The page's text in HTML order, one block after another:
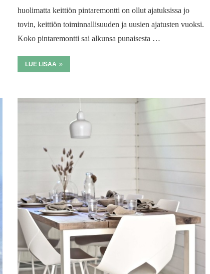
huolimatta keittiön pintaremontti on ollut ajatuksissa jo
tovin, keittiön toiminnallisuuden ja uusien ajatusten vuoksi.
Koko pintaremontti sai alkunsa punaisesta …
LUE LISÄÄ